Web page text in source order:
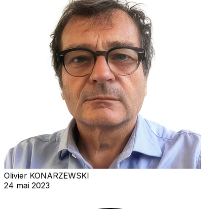
Olivier KONARZEWSKI
24 mai 2023